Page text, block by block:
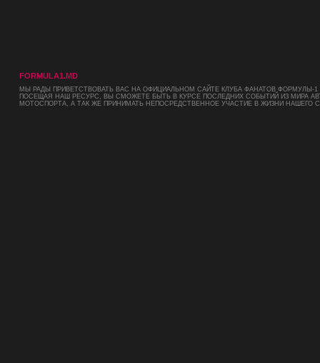
FORMULA1.MD
МЫ РАДЫ ПРИВЕТСТВОВАТЬ ВАС НА ОФИЦИАЛЬНОМ САЙТЕ КЛУБА ФАНАТОВ ФОРМУЛЫ-
ПОСЕЩАЯ НАШ РЕСУРС, ВЫ СМОЖЕТЕ БЫТЬ В КУРСЕ ПОСЛЕДНИХ СОБЫТИЙ ИЗ МИРА
МОТОСПОРТА, А ТАК ЖЕ ПРИНИМАТЬ НЕПОСРЕДСТВЕННОЕ УЧАСТИЕ В ЖИЗНИ НАШЕГО